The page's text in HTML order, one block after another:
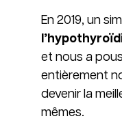
En 2019, un
et nous a
entièrement
devenir la
mêmes.